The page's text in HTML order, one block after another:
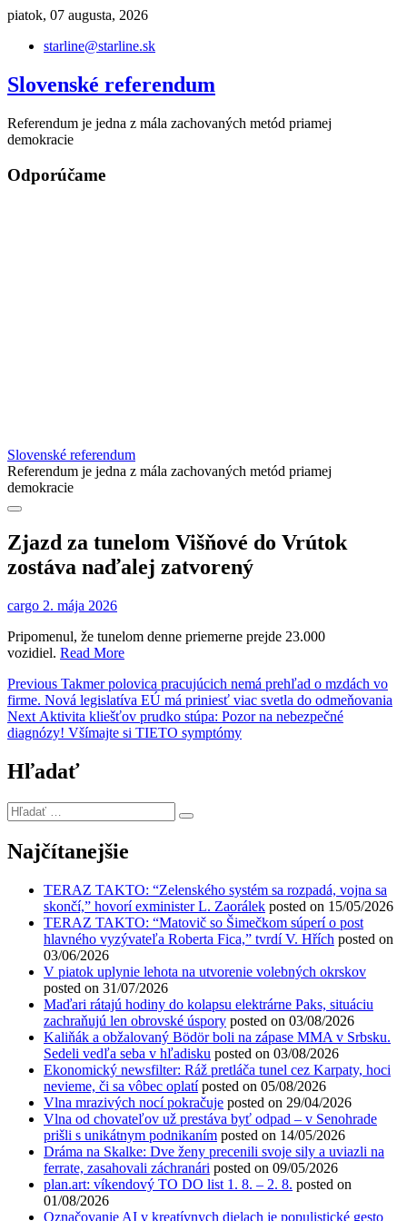
Skip
content
piatok, 07 augusta, 2026
starline@starline.sk
Slovenské referendum
Referendum je jedna z mála zachovaných metód priamej
demokracie
Odporúčame
Slovenské referendum
Referendum je jedna z mála zachovaných metód priamej
demokracie
Zjazd za tunelom Višňové do Vrútok
zostáva naďalej zatvorený
cargo 2. mája 2026
Pripomenul, že tunelom denne priemerne prejde 23.000
vozidiel. Read More
Navigácia
v
článku
Previous Previous
post:
Takmer polovica pracujúcich nemá prehľad o mzdách vo
firme. Nová legislatíva EÚ má priniesť viac svetla do odmeňovania
Next Next
post:
Aktivita kliešťov prudko stúpa: Pozor na nebezpečné
diagnózy! Všímajte si TIETO symptómy
Hľadať
Hľadať
…
Najčítanejšie
TERAZ TAKTO: “Zelenského systém sa rozpadá, vojna sa
skončí,” hovorí exminister L. Zaorálek posted on 15/05/2026
TERAZ TAKTO: “Matovič so Šimečkom súperí o post
hlavného vyzývateľa Roberta Fica,” tvrdí V. Hřích posted on
03/06/2026
V piatok uplynie lehota na utvorenie volebných okrskov
posted on 31/07/2026
Maďari rátajú hodiny do kolapsu elektrárne Paks, situáciu
zachraňujú len obrovské úspory posted on 03/08/2026
Kaliňák a obžalovaný Bödör boli na zápase MMA v Srbsku.
Sedeli vedľa seba v hľadisku posted on 03/08/2026
Ekonomický newsfilter: Ráž pretláča tunel cez Karpaty, hoci
nevieme, či sa vôbec oplatí posted on 05/08/2026
Vlna mrazivých nocí pokračuje posted on 29/04/2026
Vlna od chovateľov už prestáva byť odpad – v Senohrade
prišli s unikátnym podnikaním posted on 14/05/2026
Dráma na Skalke: Dve ženy precenili svoje sily a uviazli na
ferrate, zasahovali záchranári posted on 09/05/2026
plan.art: víkendový TO DO list 1. 8. – 2. 8. posted on
01/08/2026
Označovanie AI v kreatívnych dielach je populistické gesto